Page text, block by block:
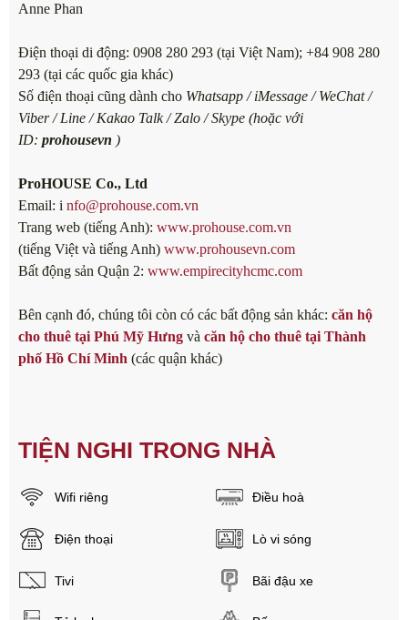
Anne Phan
Điện thoại di động: 0908 280 293 (tại Việt Nam); +84 908 280
293 (tại các quốc gia khác)
Số điện thoại cũng dành cho Whatsapp / iMessage / WeChat /
Viber / Line / Kakao Talk / Zalo / Skype (hoặc với
ID: prohousevn )
ProHOUSE Co., Ltd
Email: i nfo@prohouse.com.vn
Trang web (tiếng Anh): www.prohouse.com.vn
(tiếng Việt và tiếng Anh) www.prohousevn.com
Bất động sản Quận 2: www.empirecityhcmc.com
Bên cạnh đó, chúng tôi còn có các bất động sản khác: căn hộ
cho thuê tại Phú Mỹ Hưng và căn hộ cho thuê tại Thành
phố Hồ Chí Minh (các quận khác)
TIỆN NGHI TRONG NHÀ
Wifi riêng Điều hoà
Điện thoại Lò vi sóng
Tivi Bãi đậu xe